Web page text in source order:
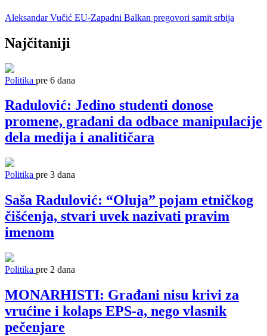
Aleksandar Vučić EU-Zapadni Balkan pregovori samit srbija
Najčitaniji
Politika pre 6 dana
Radulović: Jedino studenti donose
promene, građani da odbace manipulacije
dela medija i analitičara
Politika pre 3 dana
Saša Radulović: “Oluja” pojam etničkog
čišćenja, stvari uvek nazivati pravim
imenom
Politika pre 2 dana
MONARHISTI: Građani nisu krivi za
vrućine i kolaps EPS-a, nego vlasnik
pečenjare